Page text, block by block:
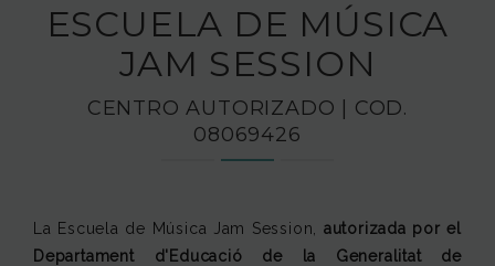
ESCUELA DE MÚSICA
JAM SESSION
CENTRO AUTORIZADO | COD.
08069426
La Escuela de Música Jam Session, autorizada por el
Departament d'Educació de la Generalitat de